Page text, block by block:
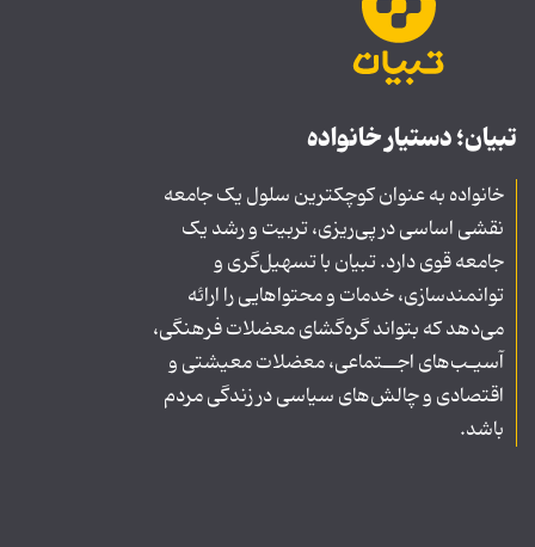
تبیان؛ دستیار خانواده
خانواده به عنوان کوچکترین سلول یک جامعه
نقشی اساسی در پی‌ریزی، تربیت و رشد یک
جامعه قوی دارد. تبیان با تسهیل‌گری و
توانمندسازی، خدمات و محتواهایی را ارائه
می‌دهد که بتواند گره‌گشای معضلات فرهنگی،
آسیـب‌های اجــتماعی، معضلات معیشتی و
اقتصادی و چالش‌های سیاسی در زندگی مردم
باشد.